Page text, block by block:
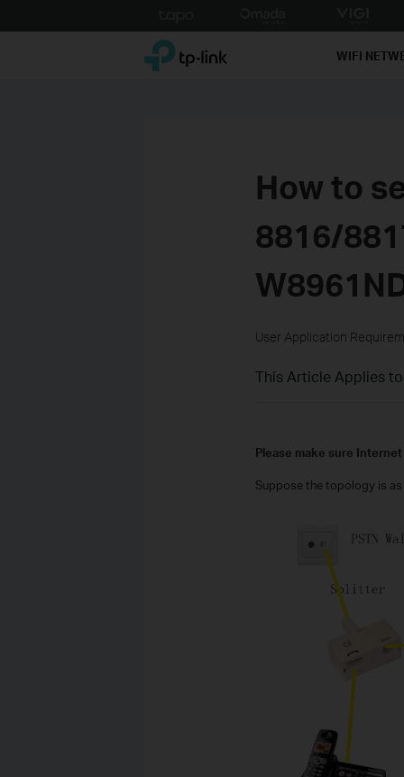
to
TP-Link, Reliably Smart WIFI
How to
8816/
User Application
This Article Applies
Please make sure
Suppose the topology is